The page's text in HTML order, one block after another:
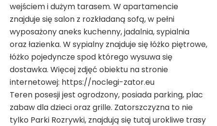
wejściem i dużym tarasem. W apartamencie
znajduje się salon z rozkładaną sofą, w pełni
wyposażony aneks kuchenny, jadalnia, sypialnia
oraz łazienka. W sypialny znajduje się łóżko piętrowe,
łóżko pojedyncze spod którego wysuwa się
dostawka. Więcej zdjęć obiektu na stronie
internetowej: https://noclegi-zator.eu
Teren posesji jest ogrodzony, posiada parking, plac
zabaw dla dzieci oraz grille. Zatorszczyzna to nie
tylko Parki Rozrywki, znajdują się tutaj urokliwe trasy